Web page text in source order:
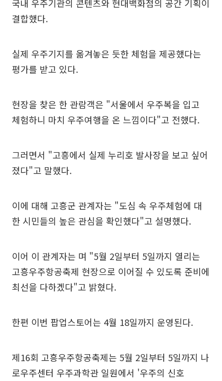
국내 우주기관의 콘텐츠와 현대백화점의 공간 기획이
결합했다.
실제 우주기지를 옮겨놓은 듯한 체험을 제공했다는
평가를 받고 있다.
현장을 찾은 한 관람객은 "서울에서 우주복을 입고
체험하니 마치 우주여행을 온 느낌이다"고 전했다.
그러면서 "고흥에서 실제 누리호 발사장을 보고 싶어
졌다"고 말했다.
이에 대해 고흥군 관계자는 "도심 속 우주체험에 대
한 시민들의 높은 관심을 확인했다"고 설명했다.
이어 이 관계자는 며 "5월 2일부터 5일까지 열리는
고흥우주항공축제 현장으로 이어질 수 있도록 준비에
최선을 다하겠다"고 밝혔다.
한편 이번 팝업스토어는 4월 18일까지 운영된다.
제16회 고흥우주항공축제는 5월 2일부터 5일까지 나
로우주센터 우주과학관 일원에서 '우주의 신호